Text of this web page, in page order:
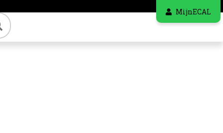
MijnECAL
Zoeken